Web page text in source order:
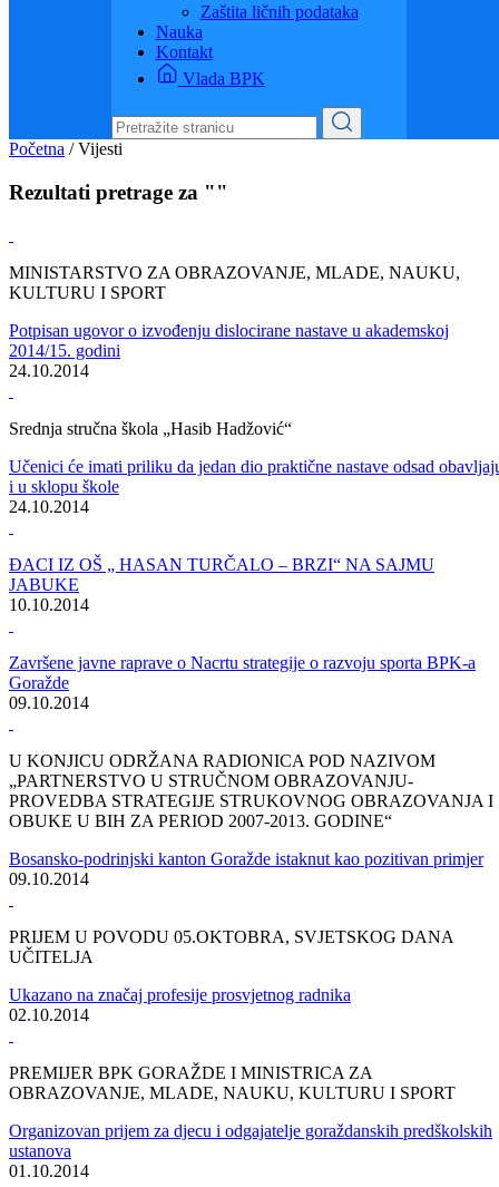
Dokumenti
Zakoni i propisi
Budžet
Zaštita ličnih podataka
Nauka
Kontakt
Vlada BPK
Vijesti
MINISTARSTVO ZA OBRAZOVANJE, MLADE, NAUKU,
KULTURU I SPORT
Potpisan ugovor o izvođenju dislocirane nastave u akademskoj
2014/15. godini
24.10.2014